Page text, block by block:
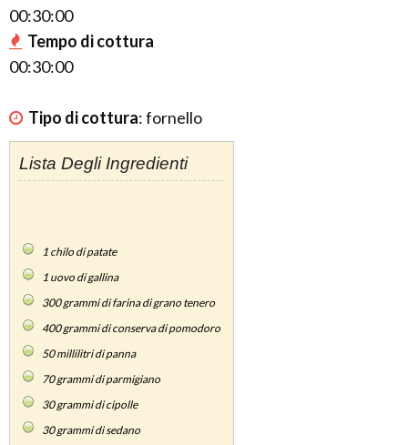
00:30:00
Tempo di cottura
00:30:00
Tipo di cottura:fornello
Lista Degli Ingredienti
1 chilo di patate
1 uovo di gallina
300grammi di farina di grano tenero
400grammi di conserva di pomodoro
50millilitri di panna
70grammi di parmigiano
30grammi di cipolle
30grammi di sedano